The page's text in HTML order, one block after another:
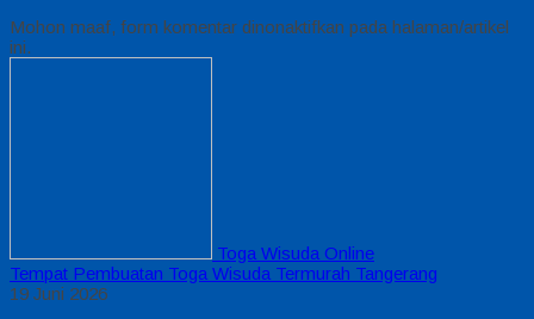
Mohon maaf, form komentar dinonaktifkan pada halaman/artikel
ini.
Toga Wisuda Online
Tempat Pembuatan Toga Wisuda Termurah Tangerang
19 Juni 2026